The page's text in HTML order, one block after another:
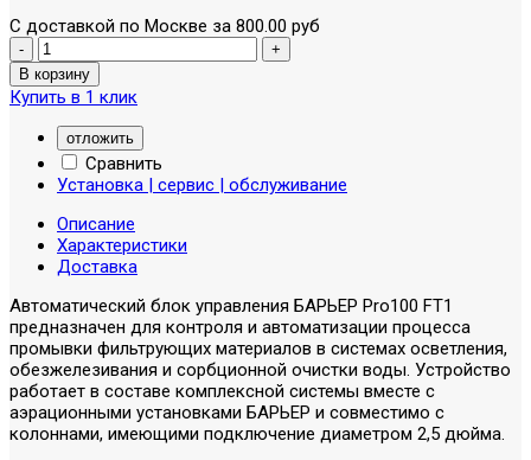
С доставкой по Москве за 800.00 руб
Купить в 1 клик
отложить
Сравнить
Установка | сервис | обслуживание
Описание
Характеристики
Доставка
Автоматический блок управления БАРЬЕР Pro100 FT1
предназначен для контроля и автоматизации процесса
промывки фильтрующих материалов в системах осветления,
обезжелезивания и сорбционной очистки воды. Устройство
работает в составе комплексной системы вместе с
аэрационными установками БАРЬЕР и совместимо с
колоннами, имеющими подключение диаметром 2,5 дюйма.